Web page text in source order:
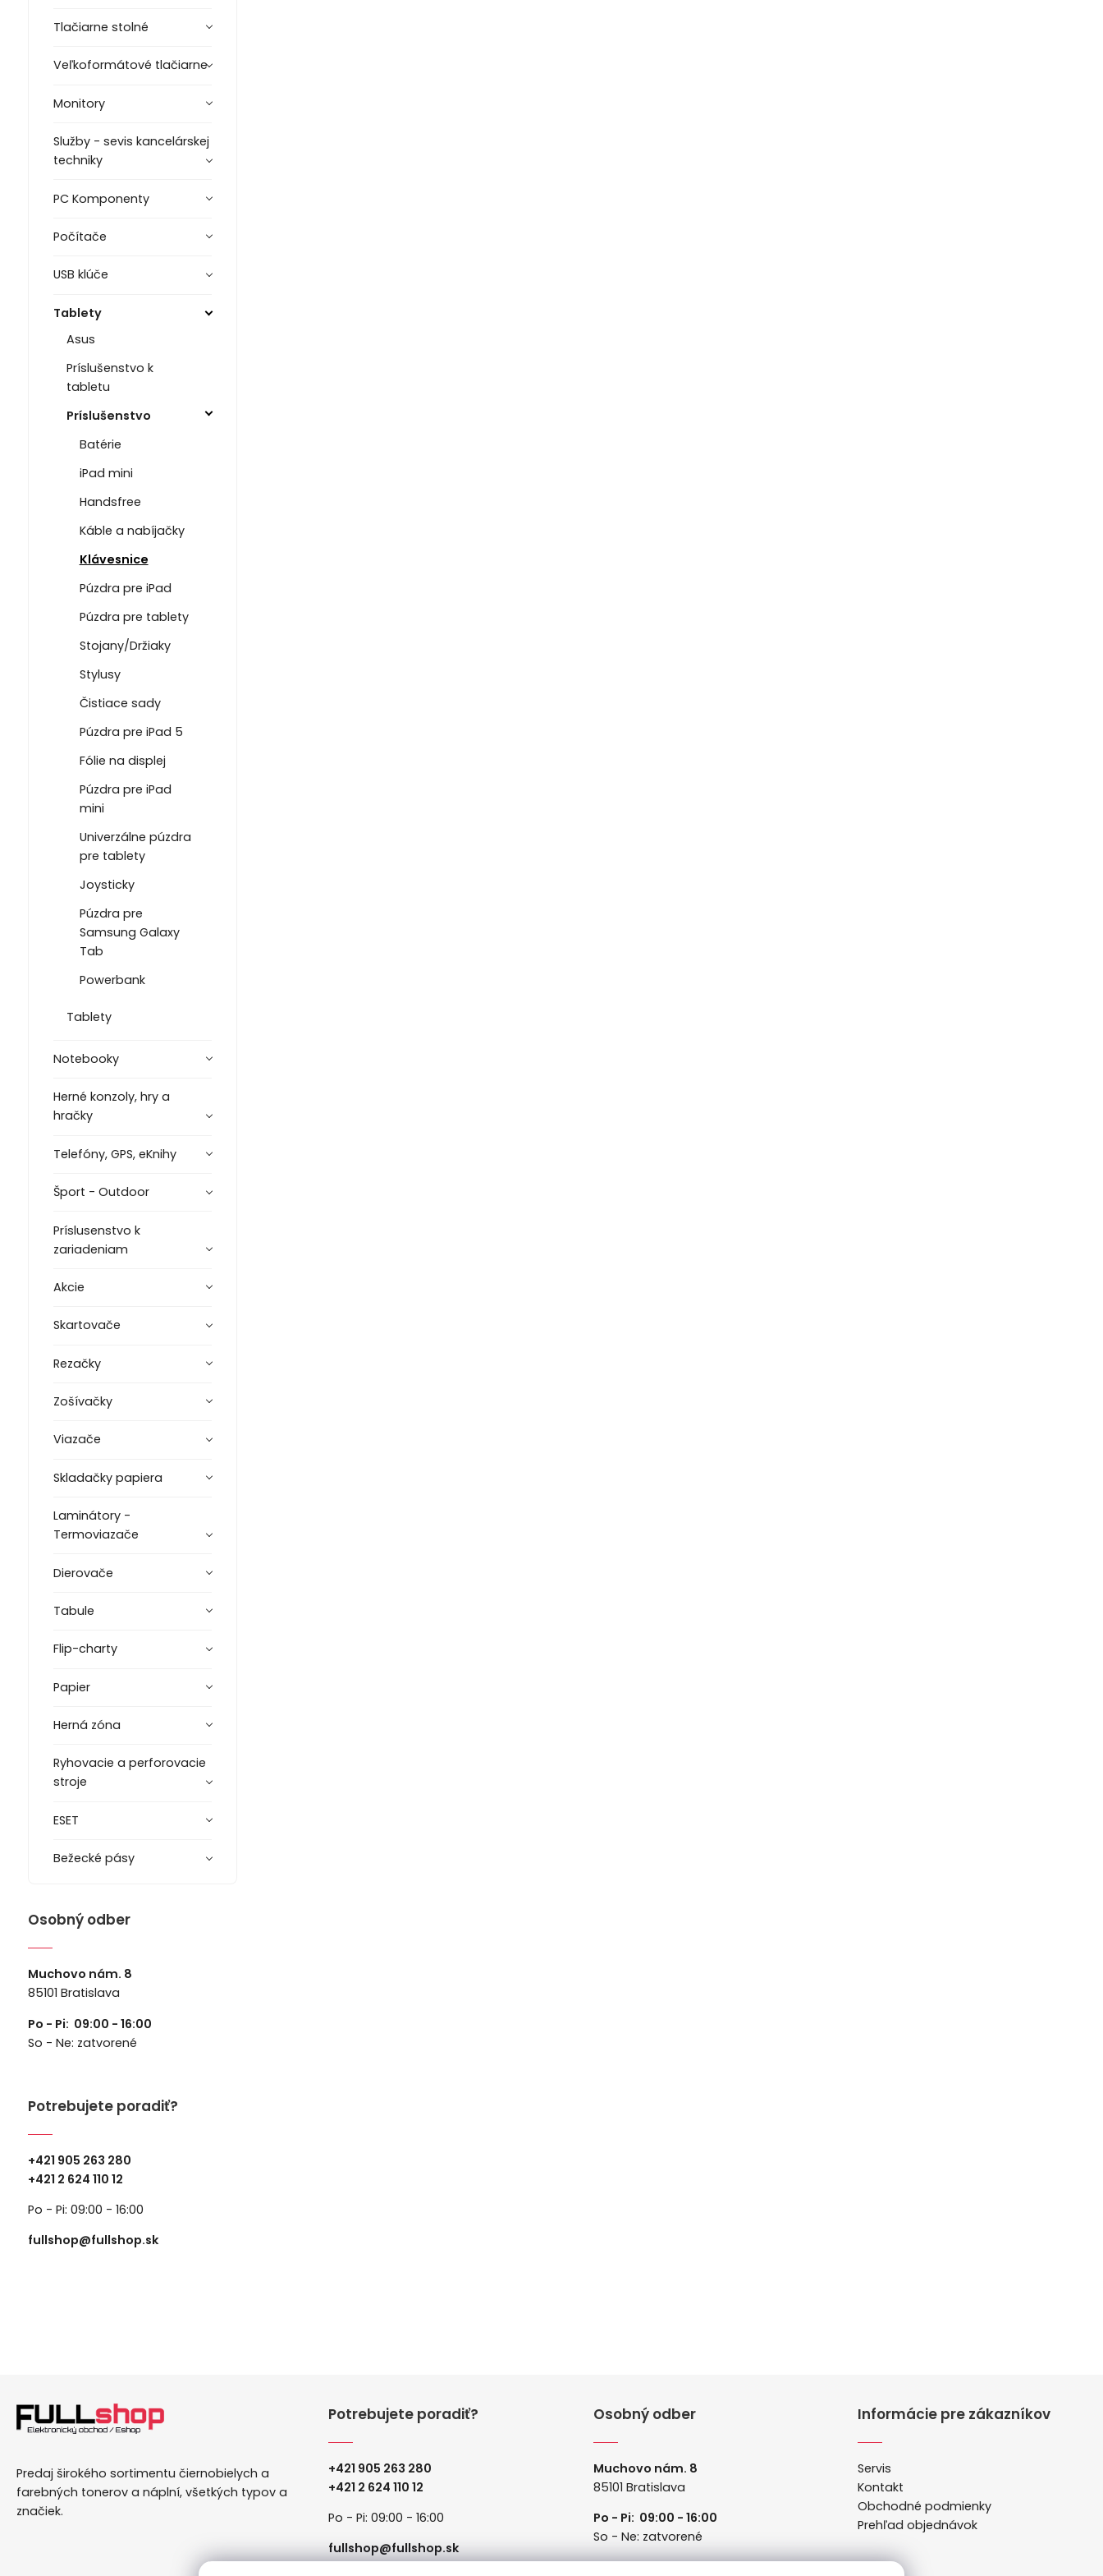
Tlačiarne stolné
Veľkoformátové tlačiarne
Monitory
Služby - sevis kancelárskej
techniky
PC Komponenty
Počítače
USB klúče
Tablety
Asus
Príslušenstvo k
tabletu
Príslušenstvo
Batérie
iPad mini
Handsfree
Káble a nabíjačky
Klávesnice
Púzdra pre iPad
Púzdra pre tablety
Stojany/Držiaky
Stylusy
Čistiace sady
Púzdra pre iPad 5
Fólie na displej
Púzdra pre iPad
mini
Univerzálne púzdra
pre tablety
Joysticky
Púzdra pre
Samsung Galaxy
Tab
Powerbank
Tablety
Notebooky
Herné konzoly, hry a
hračky
Telefóny, GPS, eKnihy
Šport - Outdoor
Príslusenstvo k
zariadeniam
Akcie
Skartovače
Rezačky
Zošívačky
Viazače
Skladačky papiera
Laminátory -
Termoviazače
Dierovače
Tabule
Flip-charty
Papier
Herná zóna
Ryhovacie a perforovacie
stroje
ESET
Bežecké pásy
Osobný odber
Muchovo nám. 8
85101 Bratislava
Po - Pi: 09:00 - 16:00
So - Ne: zatvorené
Potrebujete poradiť?
+421 905 263 280
+421 2 624 110 12
Po - Pi: 09:00 - 16:00
fullshop@fullshop.sk
Predaj širokého sortimentu čiernobielych a
farebných tonerov a náplní, všetkých typov a
značiek.
Potrebujete poradiť?
+421 905 263 280
+421 2 624 110 12
Po - Pi: 09:00 - 16:00
fullshop@fullshop.sk
Osobný odber
Muchovo nám. 8
85101 Bratislava
Po - Pi: 09:00 - 16:00
So - Ne: zatvorené
Informácie pre zákazníkov
Servis
Kontakt
Obchodné podmienky
Prehľad objednávok